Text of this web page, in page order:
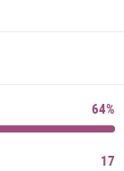
64%
17